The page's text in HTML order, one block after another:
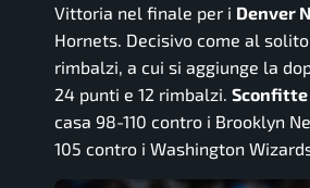
Vittoria nel finale per i Denver
Hornets. Decisivo come al
rimbalzi, a cui si aggiunge la
24 punti e 12 rimbalzi. Sconfitte
casa 98-110 contro i Brooklyn
105 contro i Washington